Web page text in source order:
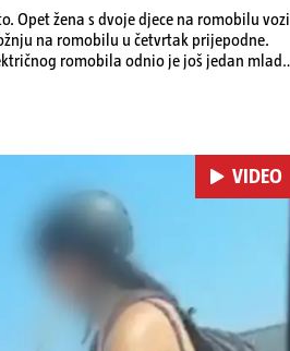
Opet žena s dvoje djece na romobilu vozi
na romobilu u četvrtak prijepodne.
romobila odnio je još jedan mladi
VIDEO